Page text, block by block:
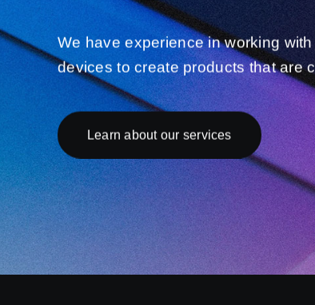
We have experience in working
devices to create products that are
Learn about our services